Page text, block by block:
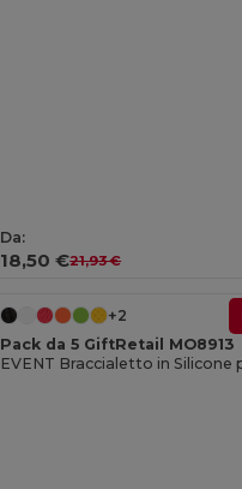
Da:
18,50 €21,93 €
+2
Pack da 5 GiftRetail MO8913